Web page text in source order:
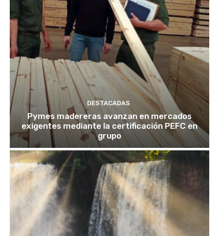
DESTACADAS
Pymes madereras avanzan en mercados
exigentes mediante la certificación PEFC en
grupo